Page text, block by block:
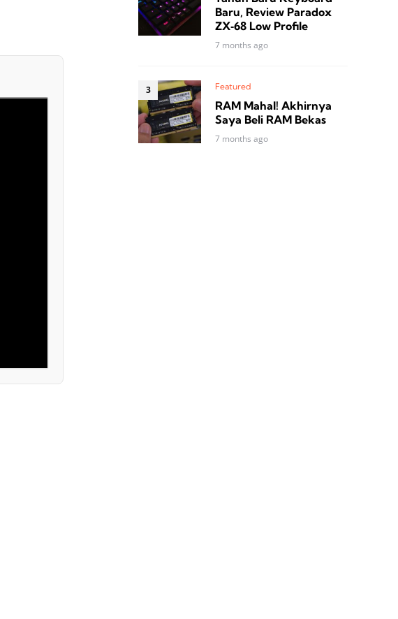
Baru, Review Paradox
ZX‑68 Low Profile
7 months ago
Featured
RAM Mahal! Akhirnya
Saya Beli RAM Bekas
7 months ago